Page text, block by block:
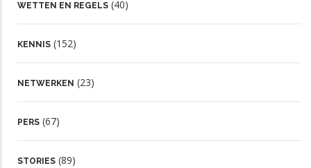
WETTEN EN REGELS (40)
KENNIS (152)
NETWERKEN (23)
PERS (67)
STORIES (89)